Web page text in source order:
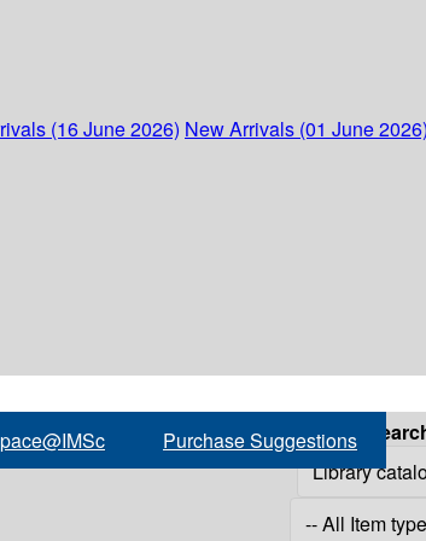
(16 June 2026) New Arrivals (01 June 2026)
Purchase Suggestions